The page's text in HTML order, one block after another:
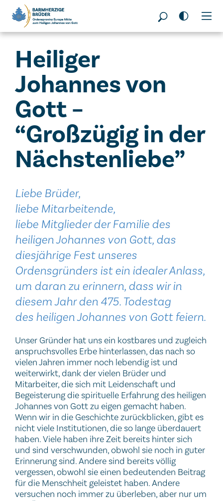
Seitenbereiche:
Heiliger
Johannes von
Gott –
“Großzügig in der
Nächstenliebe”
Liebe Brüder,
liebe Mitarbeitende,
liebe Mitglieder der Familie des
heiligen Johannes von Gott, das
diesjährige Fest unseres
Ordensgründers ist ein idealer Anlass,
um daran zu erinnern, dass wir in
diesem Jahr den 475. Todestag
des heiligen Johannes von Gott feiern.
Unser Gründer hat uns ein kostbares und zugleich
anspruchsvolles Erbe hinterlassen, das nach so
vielen Jahren immer noch lebendig ist und
weiterwirkt, dank der vielen Brüder und
Mitarbeiter, die sich mit Leidenschaft und
Begeisterung die spirituelle Erfahrung des heiligen
Johannes von Gott zu eigen gemacht haben.
Wenn wir in die Geschichte zurückblicken, gibt es
nicht viele Institutionen, die so lange überdauert
haben. Viele haben ihre Zeit bereits hinter sich
und sind verschwunden, obwohl sie noch in guter
Erinnerung sind. Andere sind bereits völlig
vergessen, obwohl sie einen bedeutenden Beitrag
für die Menschheit geleistet haben. Andere
versuchen noch immer zu überleben, aber nur um